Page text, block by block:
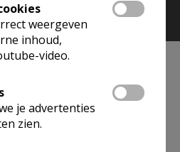
weergeven
inhoud,
video.
je advertenties
zien.